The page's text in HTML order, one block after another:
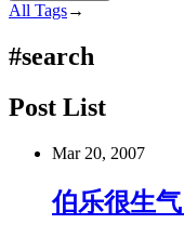
All Tags→
#search
Post List
Mar 20, 2007
伯乐很生